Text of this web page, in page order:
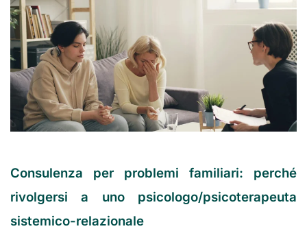
Consulenza per problemi familiari: perché
rivolgersi a uno psicologo/psicoterapeuta
sistemico-relazionale